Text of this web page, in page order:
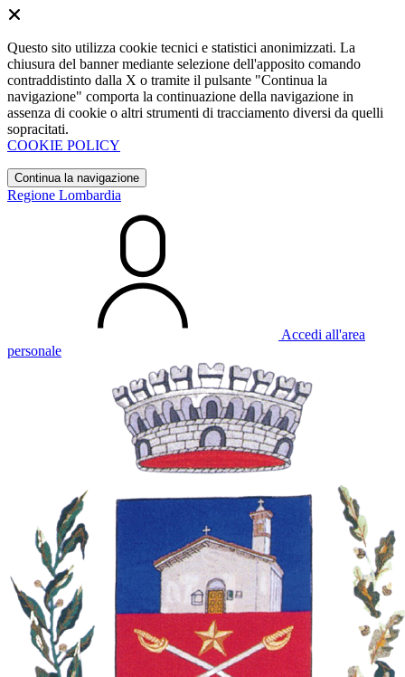
Questo sito utilizza cookie tecnici e statistici anonimizzati. La
chiusura del banner mediante selezione dell'apposito comando
contraddistinto dalla X o tramite il pulsante "Continua la
navigazione" comporta la continuazione della navigazione in
assenza di cookie o altri strumenti di tracciamento diversi da quelli
sopracitati.
COOKIE POLICY
Continua la navigazione
Regione Lombardia
Accedi all'area
personale